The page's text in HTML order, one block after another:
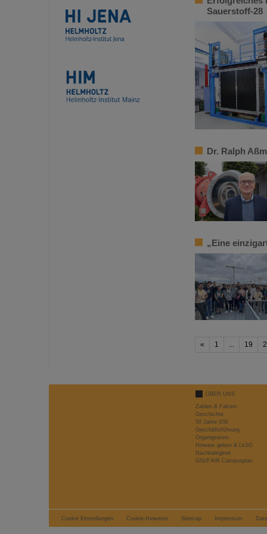
Sauerstoff-28
Dr. Ralph
„Eine
« 1 ... 19
ÜBER UNS
Zahlen & Fakten
Geschichte
50 Jahre GSI
Geschäftsführung
Organigramm
Hinweis geben & LkSG
Nachhaltigkeit
GSI/FAIR-Campusplan
Cookie Einstellungen Cookie-Hinweise Sitemap Impressum